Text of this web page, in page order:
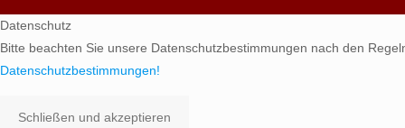
Datenschutz
Bitte beachten Sie unsere Datenschutzbestimmungen nach den
Datenschutzbestimmungen!
Schließen und akzeptieren